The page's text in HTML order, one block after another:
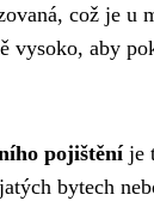
což je u
vysoko, aby
pojištěníje
bytech